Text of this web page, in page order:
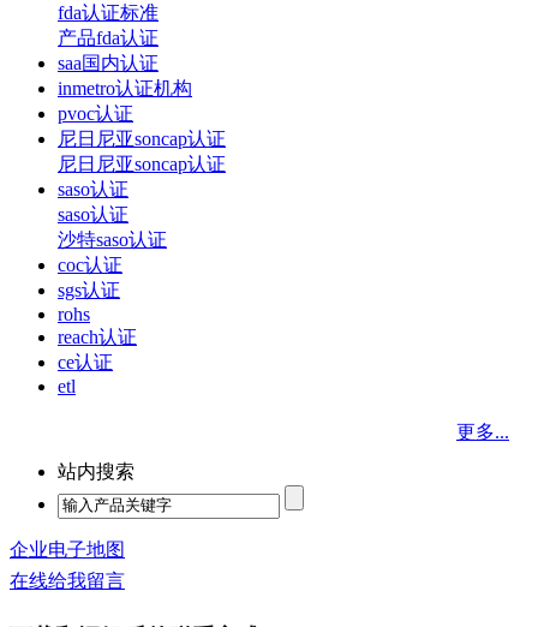
fda认证标准
产品fda认证
saa国内认证
inmetro认证机构
pvoc认证
尼日尼亚soncap认证
尼日尼亚soncap认证
saso认证
saso认证
沙特saso认证
coc认证
sgs认证
rohs
reach认证
ce认证
etl
更多...
站内搜索
企业电子地图
在线给我留言